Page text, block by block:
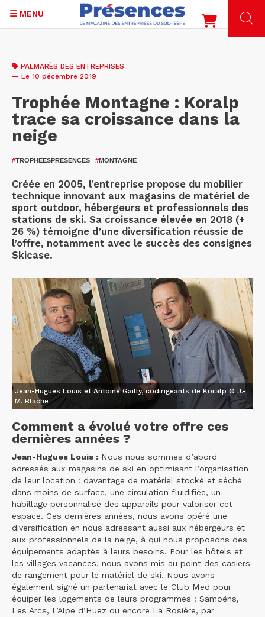
contenu
MENU
PALMARÈS DES ENTREPRISES
— Le 10 décembre 2019
Trophée Montagne : Koralp
trace sa croissance dans la
neige
#TROPHEESPRESENCES #MONTAGNE
Créée en 2005, l’entreprise propose du mobilier
technique innovant aux magasins de matériel de
sport outdoor, hébergeurs et professionnels des
stations de ski. Sa croissance élevée en 2018 (+
26 %) témoigne d’une diversification réussie de
l’offre, notamment avec le succès des consignes
Skicase.
Jean-Hugues Louis et Antoine Gailly, codirigeants de Koralp © J.-
M. Blache
Comment a évolué votre offre ces
dernières années ?
Jean-Hugues Louis : Nous nous sommes d’abord
adressés aux magasins de ski en optimisant l’organisation
de leur location : davantage de matériel stocké et séché
dans moins de surface, une circulation fluidifiée, un
habillage personnalisé des appareils pour valoriser cet
espace. Ces dernières années, nous avons opéré une
diversification en nous adressant aussi aux hébergeurs et
aux professionnels de la neige, à qui nous proposons des
équipements adaptés à leurs besoins. Pour les hôtels et
les villages vacances, nous avons mis au point des casiers
de rangement pour le matériel de ski. Nous avons
également signé un partenariat avec le Club Med pour
équiper les logements de leurs programmes : Samoëns,
Les Arcs, L’Alpe d’Huez ou encore La Rosière, par